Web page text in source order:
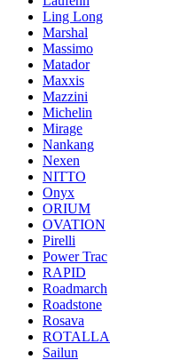
Ling Long
Marshal
Massimo
Matador
Maxxis
Mazzini
Michelin
Mirage
Nankang
Nexen
NITTO
Onyx
ORIUM
OVATION
Pirelli
Power Trac
RAPID
Roadmarch
Roadstone
Rosava
ROTALLA
Sailun